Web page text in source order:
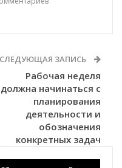
СЛЕДУЮЩАЯ ЗАПИСЬ
Рабочая неделя
должна начинаться с
планирования
деятельности и
обозначения
конкретных задач